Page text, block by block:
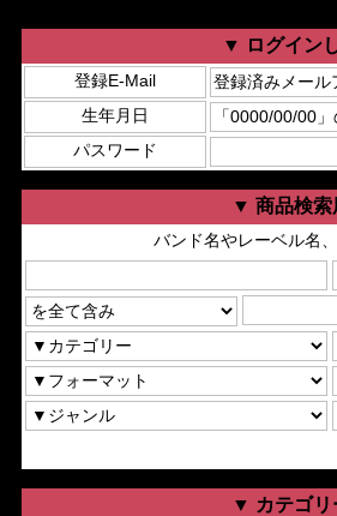
▼ ログイン
登録E-Mail
生年月日
パスワード
▼ 商品検索
バンド名やレーベル名
▼ カテゴリ